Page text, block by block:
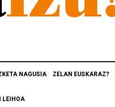
NAGUSIA ZELAN EUSKARAZ?
LEIHOA